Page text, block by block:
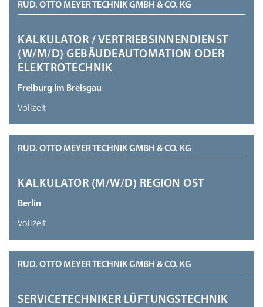
RUD. OTTO MEYER TECHNIK GMBH & CO. KG
KALKULATOR / VERTRIEBSINNENDIENST
(W/M/D) GEBÄUDEAUTOMATION ODER
ELEKTROTECHNIK
Freiburg im Breisgau
Vollzeit
RUD. OTTO MEYER TECHNIK GMBH & CO. KG
KALKULATOR (M/W/D) REGION OST
Berlin
Vollzeit
RUD. OTTO MEYER TECHNIK GMBH & CO. KG
SERVICETECHNIKER LÜFTUNGSTECHNIK